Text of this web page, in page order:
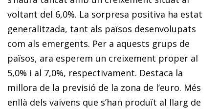
voltant del 6,0%. La sorpresa positiva ha estat
generalitzada, tant als països desenvolupats
com als emergents. Per a aquests grups de
països, ara esperem un creixement proper al
5,0% i al 7,0%, respectivament. Destaca la
millora de la previsió de la zona de l’euro. Més
enllà dels vaivens que s’han produït al llarg de